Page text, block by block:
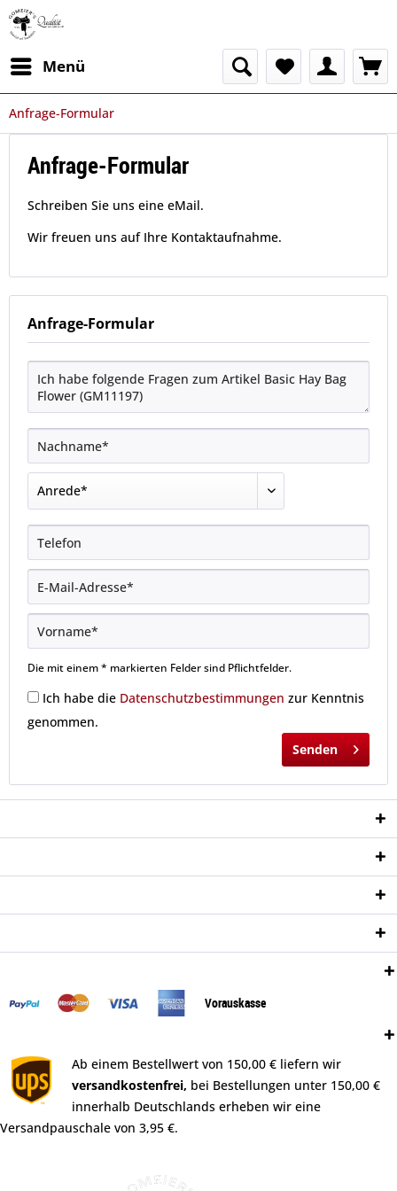
Menü
Anfrage-Formular
Anfrage-Formular
Schreiben Sie uns eine eMail.
Wir freuen uns auf Ihre Kontaktaufnahme.
Anfrage-Formular
Die mit einem * markierten Felder sind Pflichtfelder.
Ich habe die Datenschutzbestimmungen zur Kenntnis
genommen.
Senden
Vorauskasse
Ab einem Bestellwert von 150,00 € liefern wir
versandkostenfrei, bei Bestellungen unter 150,00 €
innerhalb Deutschlands erheben wir eine
Versandpauschale von 3,95 €.